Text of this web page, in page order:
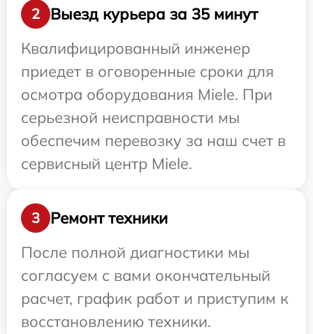
2
Выезд курьера за 35 минут
Квалифицированный инженер
приедет в оговоренные сроки для
осмотра оборудования Miele. При
серьезной неисправности мы
обеспечим перевозку за наш счет в
сервисный центр Miele.
3
Ремонт техники
После полной диагностики мы
согласуем с вами окончательный
расчет, график работ и приступим к
восстановлению техники.